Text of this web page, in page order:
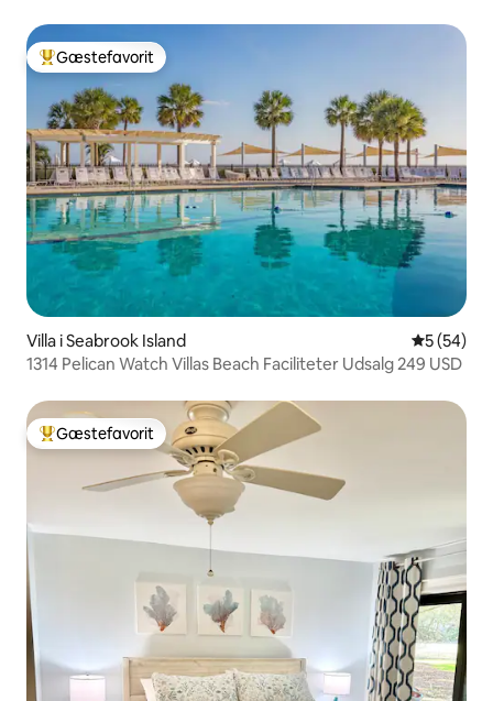
Bedste gæstefavorit
Gæstefavorit
Villa i Seabrook Island 5 ud af 5 i
5 (54)
1314 Pelican Watch Villas Beach Faciliteter Udsalg 249 USD
Bedste gæstefavorit
Gæstefavorit